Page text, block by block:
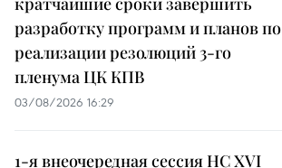
разработку программ и планов по
реализации резолюций 3-го
пленума ЦК КПВ
03/08/2026 16:29
1-я внеочередная сессия НС XVI